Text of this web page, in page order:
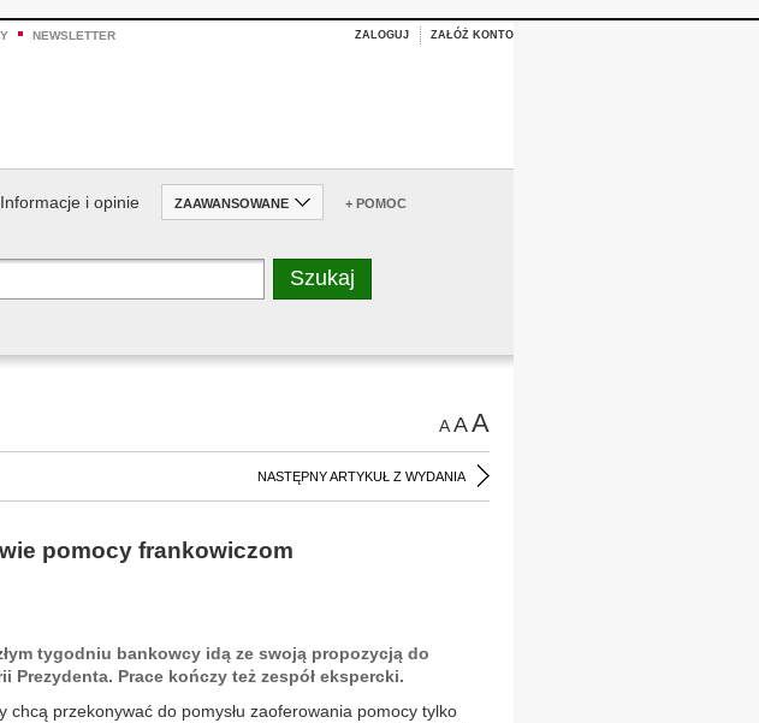
NEWSLETTER ZALOGUJ ZAŁÓŻ KONTO
Informacje i opinie ZAAWANSOWANE + POMOC
AAA
NASTĘPNY ARTYKUŁ Z WYDANIA
pomocy frankowiczom
tygodniu bankowcy idą ze swoją propozycją do
Prezydenta. Prace kończy też zespół ekspercki.
chcą przekonywać do pomysłu zaoferowania pomocy tylko